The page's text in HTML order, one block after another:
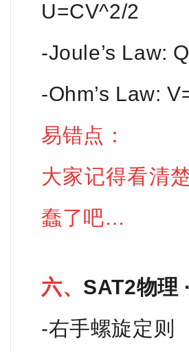
U=CV^2/2
-Joule’s Law:
-Ohm’s Law:
易错点：
大家记得看清
蠢了吧…
六、 SAT2物理
-右手螺旋定则